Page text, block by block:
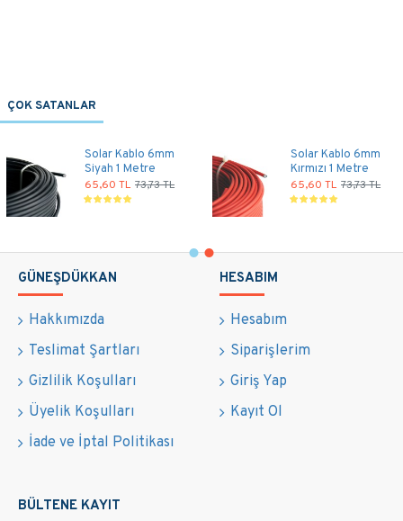
ÇOK SATANLAR
Solar Kablo 6mm
Siyah 1 Metre
65,60 TL 73,73 TL
Solar Kablo 6mm
Kırmızı 1 Metre
65,60 TL 73,73 TL
GÜNEŞDÜKKAN
Hakkımızda
Teslimat Şartları
Gizlilik Koşulları
Üyelik Koşulları
İade ve İptal Politikası
HESABIM
Hesabım
Siparişlerim
Giriş Yap
Kayıt Ol
BÜLTENE KAYIT